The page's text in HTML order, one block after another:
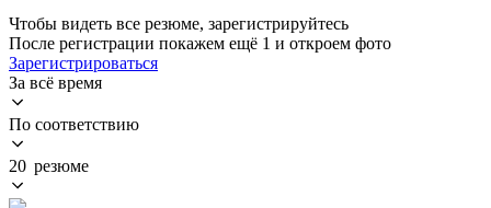
Чтобы видеть все резюме, зарегистрируйтесь
После регистрации покажем ещё 1 и откроем фото
Зарегистрироваться
За всё время
По соответствию
20 резюме